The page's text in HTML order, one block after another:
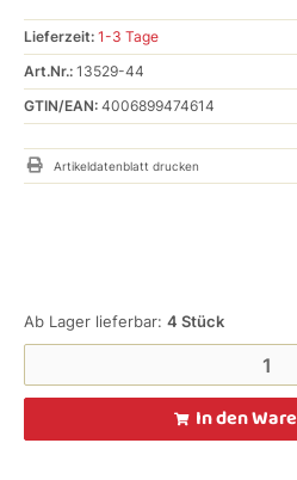
Ab Lager lieferbar: 4 Stück
In den
Lieferzeit: 1-3 Tage
Art.Nr.: 13529-44
GTIN/EAN: 4006899474614
Artikeldatenblatt drucken